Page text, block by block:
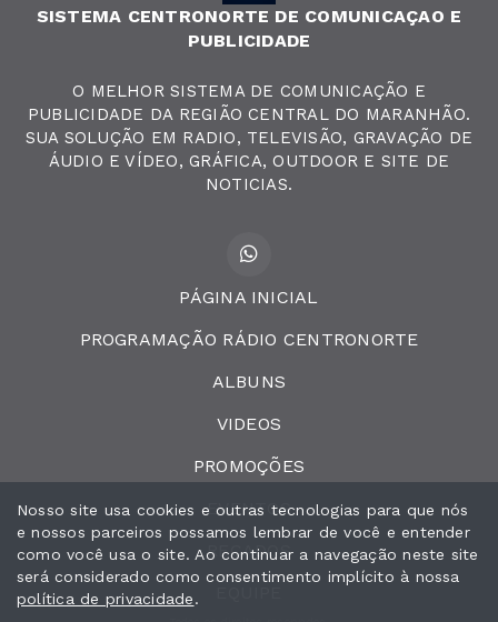
SISTEMA CENTRONORTE DE COMUNICAÇAO E
PUBLICIDADE
O MELHOR SISTEMA DE COMUNICAÇÃO E
PUBLICIDADE DA REGIÃO CENTRAL DO MARANHÃO.
SUA SOLUÇÃO EM RADIO, TELEVISÃO, GRAVAÇÃO DE
ÁUDIO E VÍDEO, GRÁFICA, OUTDOOR E SITE DE
NOTICIAS.
PÁGINA INICIAL
PROGRAMAÇÃO RÁDIO CENTRONORTE
ALBUNS
VIDEOS
PROMOÇÕES
EVENTOS
RECADOS
Nosso site usa cookies e outras tecnologias para que nós
e nossos parceiros possamos lembrar de você e entender
como você usa o site. Ao continuar a navegação neste site
será considerado como consentimento implícito à nossa
política de privacidade.